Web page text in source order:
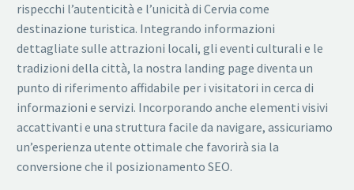
rispecchi l’autenticità e l’unicità di Cervia come
destinazione turistica. Integrando informazioni
dettagliate sulle attrazioni locali, gli eventi culturali e le
tradizioni della città, la nostra landing page diventa un
punto di riferimento affidabile per i visitatori in cerca di
informazioni e servizi. Incorporando anche elementi visivi
accattivanti e una struttura facile da navigare, assicuriamo
un’esperienza utente ottimale che favorirà sia la
conversione che il posizionamento SEO.